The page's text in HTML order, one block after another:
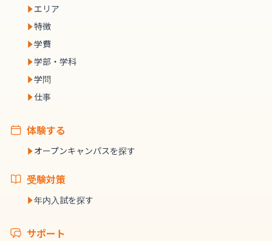
エリア
特徴
学費
学部・学科
学問
仕事
体験する
オープンキャンパスを探す
受験対策
年内入試を探す
サポート